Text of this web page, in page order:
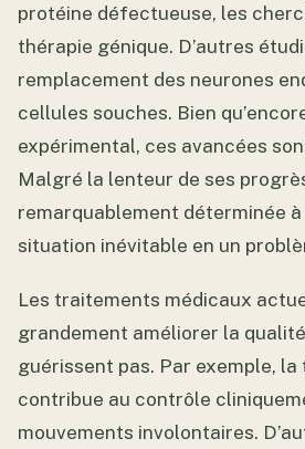
protéine défectueuse, les
thérapie génique. D’autres
remplacement des neurones
cellules souches. Bien
expérimental, ces avancées
Malgré la lenteur de ses
remarquablement déterminée
situation inévitable en un
Les traitements médicaux
grandement améliorer la
guérissent pas. Par exemple,
contribue au contrôle
mouvements involontaires.